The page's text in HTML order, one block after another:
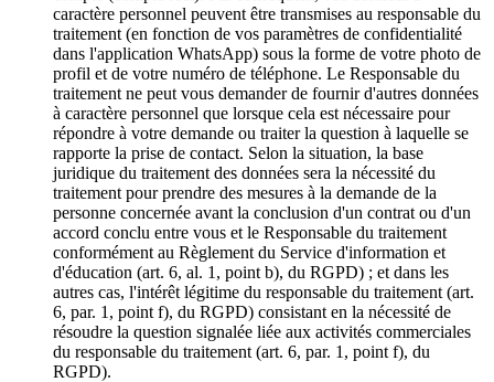
caractère personnel peuvent être transmises au responsable du
traitement (en fonction de vos paramètres de confidentialité
dans l'application WhatsApp) sous la forme de votre photo de
profil et de votre numéro de téléphone. Le Responsable du
traitement ne peut vous demander de fournir d'autres données
à caractère personnel que lorsque cela est nécessaire pour
répondre à votre demande ou traiter la question à laquelle se
rapporte la prise de contact. Selon la situation, la base
juridique du traitement des données sera la nécessité du
traitement pour prendre des mesures à la demande de la
personne concernée avant la conclusion d'un contrat ou d'un
accord conclu entre vous et le Responsable du traitement
conformément au Règlement du Service d'information et
d'éducation (art. 6, al. 1, point b), du RGPD) ; et dans les
autres cas, l'intérêt légitime du responsable du traitement (art.
6, par. 1, point f), du RGPD) consistant en la nécessité de
résoudre la question signalée liée aux activités commerciales
du responsable du traitement (art. 6, par. 1, point f), du
RGPD).